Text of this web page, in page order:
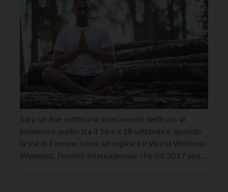
Sarà un fine settimana interamente dedicato al
benessere quello tra il 16 e il 18 settembre, quando
la Val di Fiemme torna ad ospitare il World Wellness
Weekend, l’evento internazionale che dal 2017 vede